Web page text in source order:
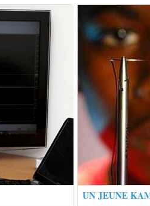
UN JEUNE